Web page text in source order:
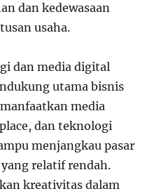
dan kedewasaan
usaha.
dan media digital
utama bisnis
media
dan teknologi
menjangkau pasar
relatif rendah.
kreativitas dalam